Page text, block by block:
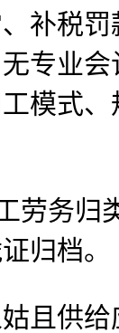
补税
专业
模式
务归
归档。
供给